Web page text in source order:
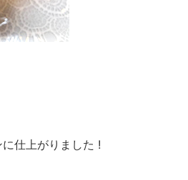
仕上がりました !